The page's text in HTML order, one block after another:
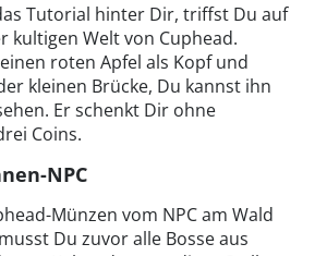
Tutorial hinter Dir, triffst Du auf
kultigen Welt von Cuphead.
roten Apfel als Kopf und
kleinen Brücke, Du kannst ihn
Er schenkt Dir ohne
Coins.
NPC
Münzen vom NPC am Wald
Du zuvor alle Bosse aus